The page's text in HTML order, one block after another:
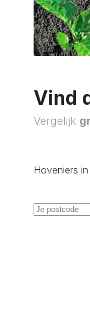
Vind
Vergelijk
Hoveniers